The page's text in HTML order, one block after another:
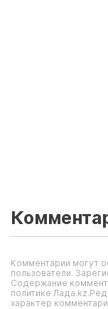
Комментарии могут
пользователи.
Содержание
политике
характер